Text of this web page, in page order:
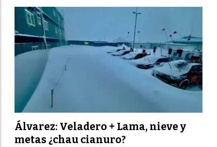
Álvarez: Veladero + Lama, nieve y
metas ¿chau cianuro?